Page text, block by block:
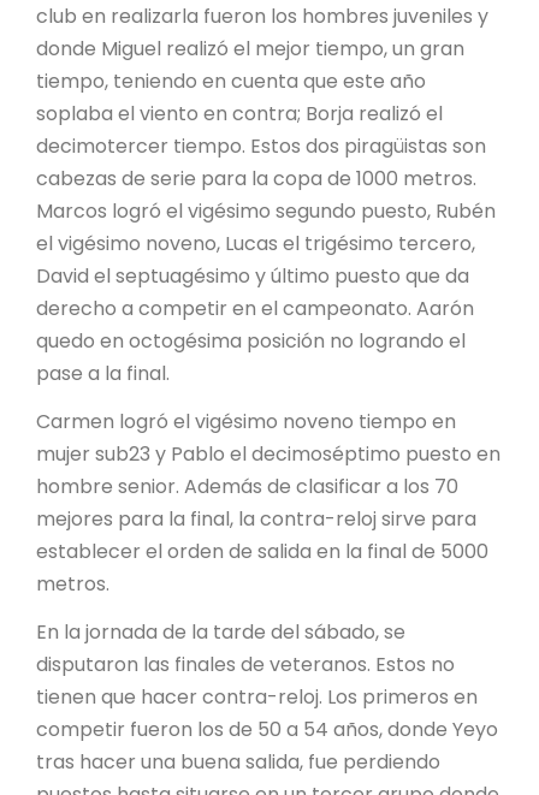
club en realizarla fueron los hombres juveniles y
donde Miguel realizó el mejor tiempo, un gran
tiempo, teniendo en cuenta que este año
soplaba el viento en contra; Borja realizó el
decimotercer tiempo. Estos dos piragüistas son
cabezas de serie para la copa de 1000 metros.
Marcos logró el vigésimo segundo puesto, Rubén
el vigésimo noveno, Lucas el trigésimo tercero,
David el septuagésimo y último puesto que da
derecho a competir en el campeonato. Aarón
quedo en octogésima posición no logrando el
pase a la final.
Carmen logró el vigésimo noveno tiempo en
mujer sub23 y Pablo el decimoséptimo puesto en
hombre senior. Además de clasificar a los 70
mejores para la final, la contra-reloj sirve para
establecer el orden de salida en la final de 5000
metros.
En la jornada de la tarde del sábado, se
disputaron las finales de veteranos. Estos no
tienen que hacer contra-reloj. Los primeros en
competir fueron los de 50 a 54 años, donde Yeyo
tras hacer una buena salida, fue perdiendo